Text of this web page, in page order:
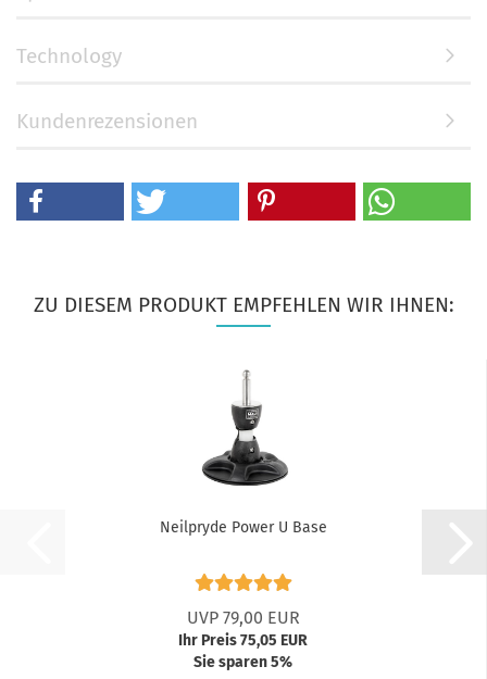
Technology
Kundenrezensionen
ZU DIESEM PRODUKT EMPFEHLEN WIR IHNEN:
Neilpryde Power U Base
UVP 79,00 EUR
Ihr Preis 75,05 EUR
Sie sparen 5%